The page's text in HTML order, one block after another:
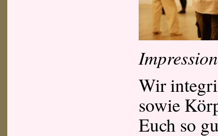
Wir
sowie
Euch so